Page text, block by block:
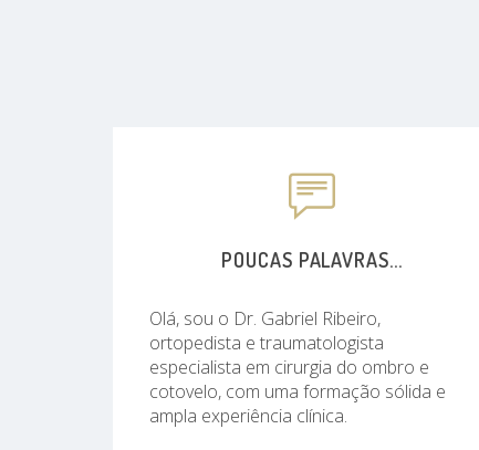
POUCAS PALAVRAS...
Olá, sou o Dr. Gabriel Ribeiro,
ortopedista e traumatologista
especialista em cirurgia do ombro e
cotovelo, com uma formação sólida e
ampla experiência clínica.